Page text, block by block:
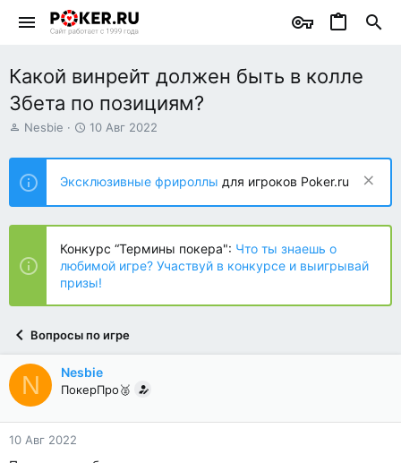
Какой винрейт должен быть в колле
3бета по позициям?
А
т
о
р
т
е
ы
Nesbie
Д
т
н
а
ч
л
а
10 Авг 2022
Эксклюзивные фрироллы для игроков Poker.ru
Конкурс “Термины покера": Что ты знаешь о
любимой игре? Участвуй в конкурсе и выигрывай
призы!
Вопросы по игре
N Nesbie
ПокерПро🥈
10 Авг 2022